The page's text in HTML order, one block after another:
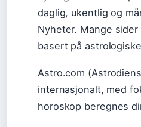
daglig, ukentlig og
Nyheter. Mange
basert på
Astro.com
internasjonalt, med
horoskop beregnes